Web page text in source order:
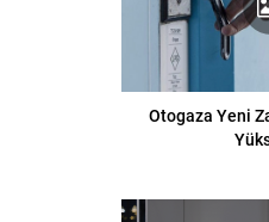
Otogaza Yeni